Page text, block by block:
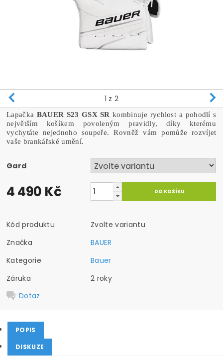
1 z 2
Lapačka BAUER S23 GSX SRkombinuje rychlost a pohodlí s
největším košíkem povoleným pravidly, díky kterému
vychytáte nejednoho soupeře. Rovněž vám pomůže rozvíjet
vaše brankářské umění.
Gard
4 490 Kč
Kód produktu
Zvolte variantu
Značka
BAUER
Kategorie
Bauer
Záruka
2 roky
Dotaz
POPIS
DISKUZE